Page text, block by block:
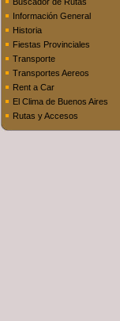
Información General
Historia
Fiestas Provinciales
Transporte
Transportes Aereos
Rent a Car
El Clima de Buenos Aires
Rutas y Accesos